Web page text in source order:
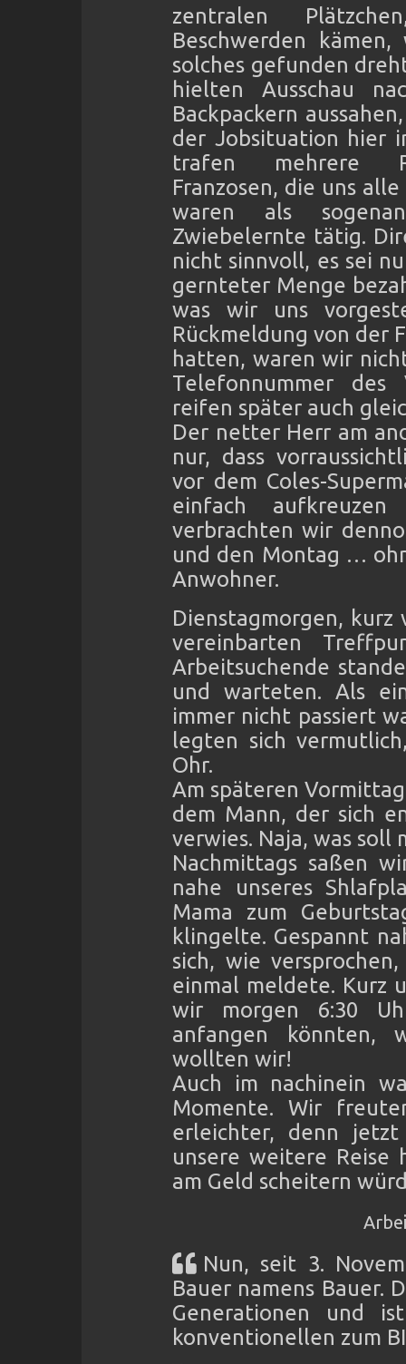
zentralen
Beschwerden
solches gefunden
hielten Ausschau
Backpackern
der Jobsituation hier
trafen mehrere
Franzosen, die uns
waren als
Zwiebelernte tätig.
nicht sinnvoll, es sei
gernteter Menge
was wir uns
Rückmeldung von der
hatten, waren wir
Telefonnummer des
reifen später auch
Der netter Herr am
nur, dass
vor dem Coles-
einfach
verbrachten wir
und den Montag …
Anwohner.
Dienstagmorgen, kurz
vereinbarten
Arbeitsuchende
und warteten. Als
immer nicht passiert
legten sich
Ohr.
Am späteren
dem Mann, der sich
verwies. Naja, was soll
Nachmittags saßen
nahe unseres
Mama zum
klingelte. Gespannt
sich, wie
einmal meldete. Kurz
wir morgen 6:30
anfangen könnten,
wollten wir!
Auch im nachinein
Momente. Wir
erleichter, denn
unsere weitere
am Geld scheitern
Nun, seit 3.
Bauer namens Bauer.
Generationen und
konventionellen zum